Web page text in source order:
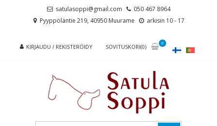
satulasoppi@gmail.com
050 467 8964
Pyyppöläntie 219, 40950 Muurame
arkisin 10 - 17
KIRJAUDU / REKISTERÖIDY SOVITUSKORI(0)
0